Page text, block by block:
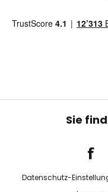
Sie
Datenschutz-